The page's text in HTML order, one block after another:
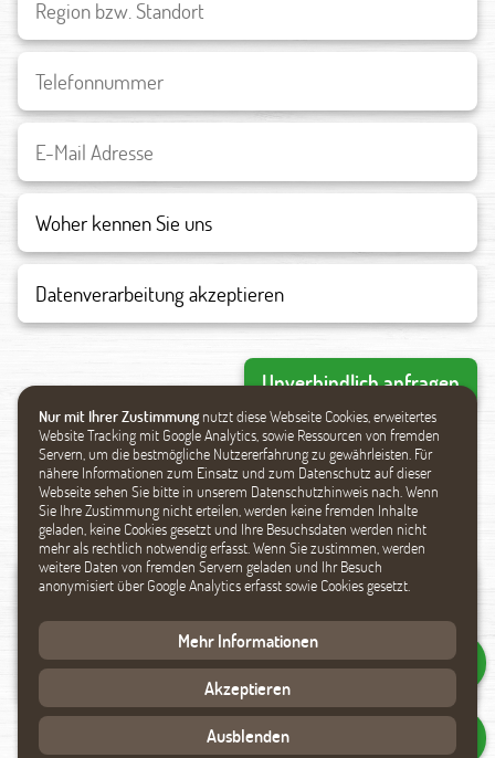
Nur mit Ihrer Zustimmung nutzt diese Webseite Cookies, erweitertes
Website Tracking mit Google Analytics, sowie Ressourcen von fremden
Servern, um die bestmögliche Nutzererfahrung zu gewährleisten. Für
nähere Informationen zum Einsatz und zum Datenschutz auf dieser
Webseite sehen Sie bitte in unserem Datenschutzhinweis nach. Wenn
Sie Ihre Zustimmung nicht erteilen, werden keine fremden Inhalte
geladen, keine Cookies gesetzt und Ihre Besuchsdaten werden nicht
mehr als rechtlich notwendig erfasst. Wenn Sie zustimmen, werden
weitere Daten von fremden Servern geladen und Ihr Besuch
anonymisiert über Google Analytics erfasst sowie Cookies gesetzt.
Mehr Informationen
Akzeptieren
Ausblenden
Datenverarbeitung akzeptieren
Unverbindlich anfragen
Ähnliche Produkte
Pavillon